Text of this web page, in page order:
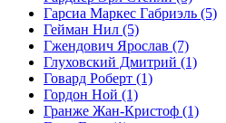
Гарсиа Маркес Габриэль (5)
Гейман Нил (5)
Гжендович Ярослав (7)
Глуховский Дмитрий (1)
Говард Роберт (1)
Гордон Ной (1)
Гранже Жан-Кристоф (1)